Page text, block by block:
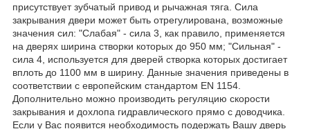
присутствует зубчатый привод и рычажная тяга. Сила
закрывания двери может быть отрегулирована, возможные
значения сил: "Слабая" - сила 3, как правило, применяется
на дверях ширина створки которых до 950 мм; "Сильная" -
сила 4, используется для дверей створка которых достигает
вплоть до 1100 мм в ширину. Данные значения приведены в
соответствии с европейским стандартом EN 1154.
Дополнительно можно производить регуляцию скорости
закрывания и дохлопа гидравлического прямо с доводчика.
Если у Вас появится необходимость подержать Вашу дверь